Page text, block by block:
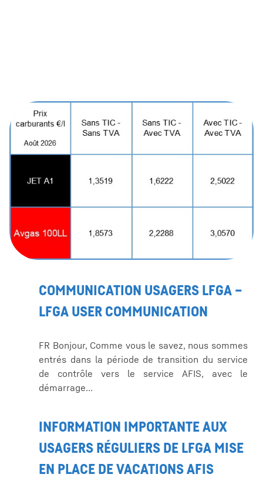
COMMUNICATION USAGERS LFGA –
LFGA USER COMMUNICATION
FR Bonjour, Comme vous le savez, nous sommes
entrés dans la période de transition du service
de contrôle vers le service AFIS, avec le
démarrage…
INFORMATION IMPORTANTE AUX
USAGERS RÉGULIERS DE LFGA MISE
EN PLACE DE VACATIONS AFIS